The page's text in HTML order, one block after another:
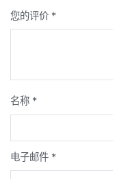
您的评价 *
名称 *
电子邮件 *